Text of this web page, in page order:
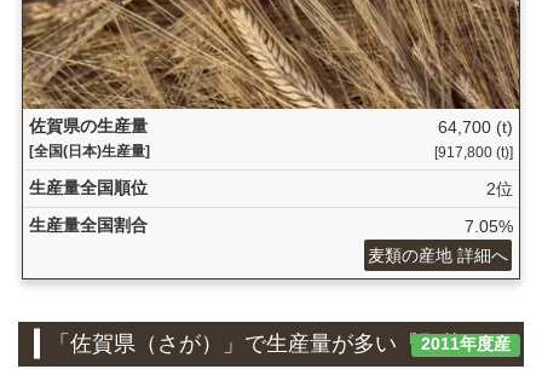
佐賀県の生産量
[全国(日本)生産量]
64,700 (t)
[917,800 (t)]
生産量全国順位
2位
生産量全国割合
7.05%
麦類の産地 詳細へ
2011年度産
「佐賀県（さが）」で生産量が多い『野菜』